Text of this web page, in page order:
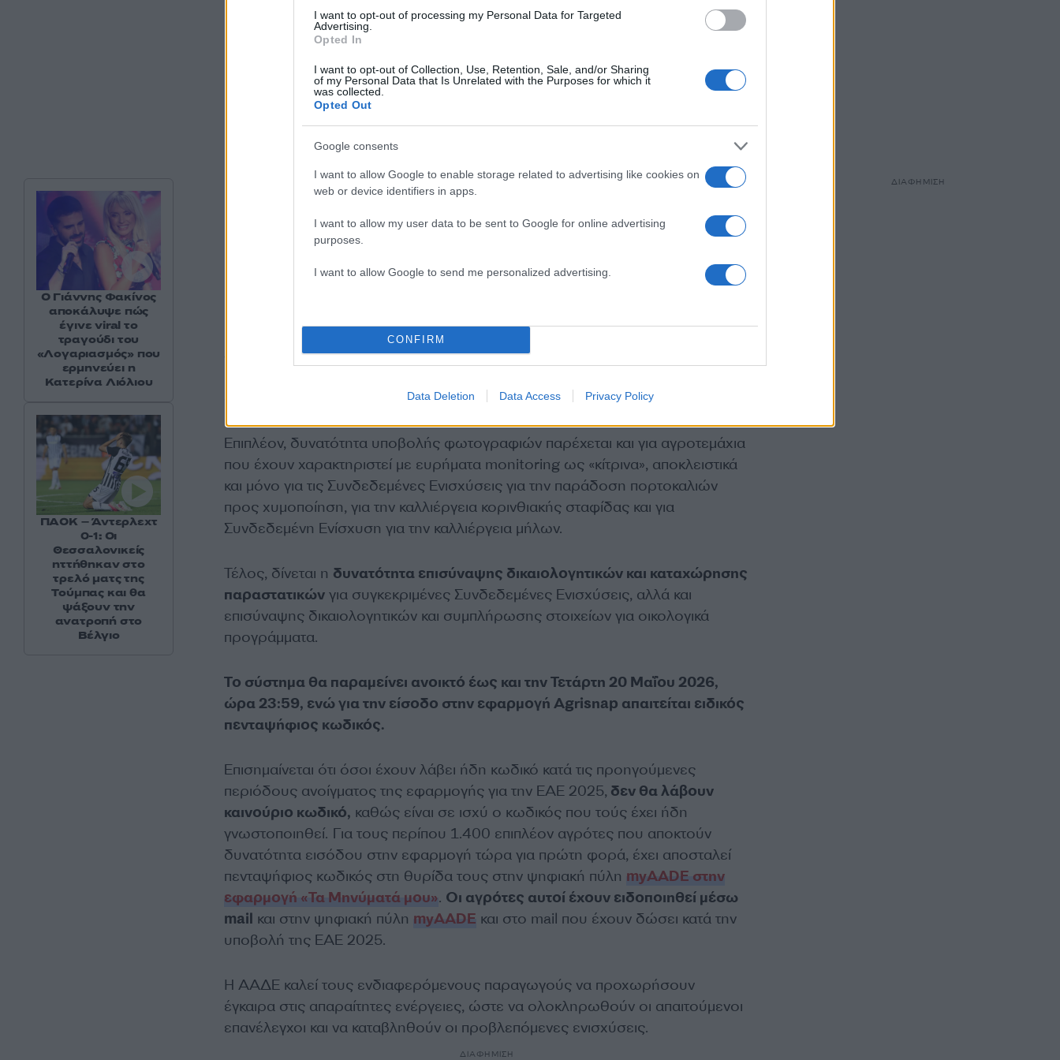
I want to opt-out of processing my Personal Data for Targeted
Advertising.
Opted In
I want to opt-out of Collection, Use, Retention, Sale, and/or Sharing
of my Personal Data that Is Unrelated with the Purposes for which it
was collected.
Opted Out
Google consents
I want to allow Google to enable storage related to advertising like cookies on
web or device identifiers in apps.
I want to allow my user data to be sent to Google for online advertising
purposes.
I want to allow Google to send me personalized advertising.
CONFIRM
Data Deletion Data Access Privacy Policy
Η εφαρμογή Agrisnap-GR
μέσω της εφαρμογής Agrisnap-GR,
για όσα
αποσταλεί φωτογραφίες εντός της προγενέστερης προθεσμίας
Επιπλέον, δυνατότητα υποβολής φωτογραφιών παρέχεται και για αγροτεμάχια
που έχουν χαρακτηριστεί με ευρήματα monitoring ως «κίτρινα», αποκλειστικά
και μόνο για τις Συνδεδεμένες Ενισχύσεις για την παράδοση πορτοκαλιών
προς χυμοποίηση, για την καλλιέργεια κορινθιακής σταφίδας και για
Συνδεδεμένη Ενίσχυση για την καλλιέργεια μήλων.
Τέλος, δίνεται η δυνατότητα επισύναψης δικαιολογητικών και καταχώρησης
παραστατικώνγια συγκεκριμένες Συνδεδεμένες Ενισχύσεις, αλλά και
επισύναψης δικαιολογητικών και συμπλήρωσης στοιχείων για οικολογικά
προγράμματα.
Το σύστημα θα παραμείνει ανοικτό έως και την Τετάρτη 20 Μαΐου 2026,
ώρα 23:59, ενώ για την είσοδο στην εφαρμογή Agrisnap απαιτείται ειδικός
πενταψήφιος κωδικός.
Επισημαίνεται ότι όσοι έχουν λάβει ήδη κωδικό κατά τις προηγούμενες
περιόδους ανοίγματος της εφαρμογής για την ΕΑΕ 2025, δεν θα λάβουν
καινούριο κωδικό, καθώς είναι σε ισχύ ο κωδικός που τούς έχει ήδη
γνωστοποιηθεί. Για τους περίπου 1.400 επιπλέον αγρότες που αποκτούν
δυνατότητα εισόδου στην εφαρμογή τώρα για πρώτη φορά, έχει αποσταλεί
πενταψήφιος κωδικός στη θυρίδα τους στην ψηφιακή πύλη myAADE στην
εφαρμογή «Τα Μηνύματά μου». Οι αγρότες αυτοί έχουν ειδοποιηθεί μέσω
mail και στην ψηφιακή πύλη myAADE και στο mail που έχουν δώσει κατά την
υποβολή της ΕΑΕ 2025.
Η ΑΑΔΕ καλεί τους ενδιαφερόμενους παραγωγούς να προχωρήσουν
έγκαιρα στις απαραίτητες ενέργειες, ώστε να ολοκληρωθούν οι απαιτούμενοι
επανέλεγχοι και να καταβληθούν οι προβλεπόμενες ενισχύσεις.
ΔΙΑΦΗΜΙΣΗ
Ο Γιάννης Φακίνος
αποκάλυψε πώς
έγινε viral το
τραγούδι του
«Λογαριασμός» που
ερμηνεύει η
Κατερίνα Λιόλιου
ΠΑΟΚ – Άντερλεχτ
0-1: Οι
Θεσσαλονικείς
ηττήθηκαν στο
τρελό ματς της
Τούμπας και θα
ψάξουν την
ανατροπή στο
Βέλγιο
ΔΙΑΦΗΜΙΣΗ